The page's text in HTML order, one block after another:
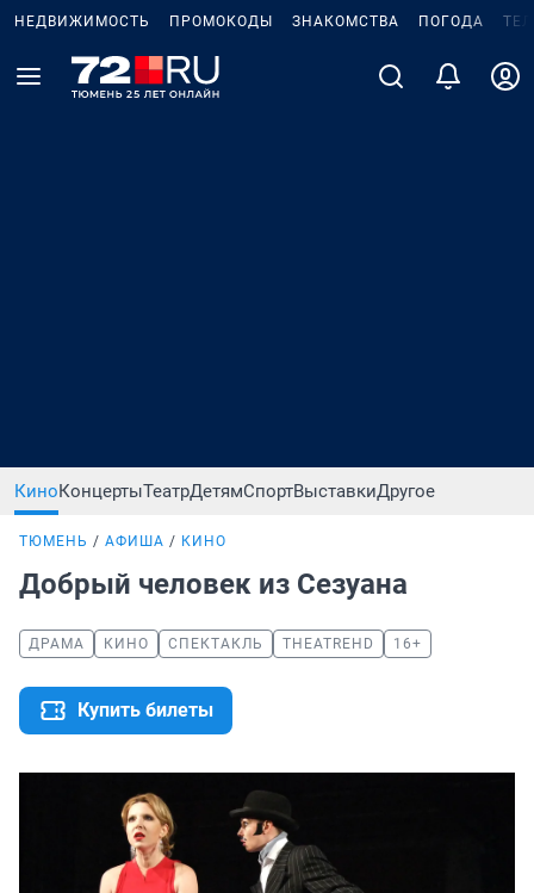
НЕДВИЖИМОСТЬ ПРОМОКОДЫ ЗНАКОМСТВА ПОГОДА
КиноКонцертыТеатрДетямСпортВыставкиДругое
ТЮМЕНЬ АФИША КИНО
Добрый человек из Сезуана
ДРАМА КИНО СПЕКТАКЛЬ THEATREHD 16+
Купить билеты